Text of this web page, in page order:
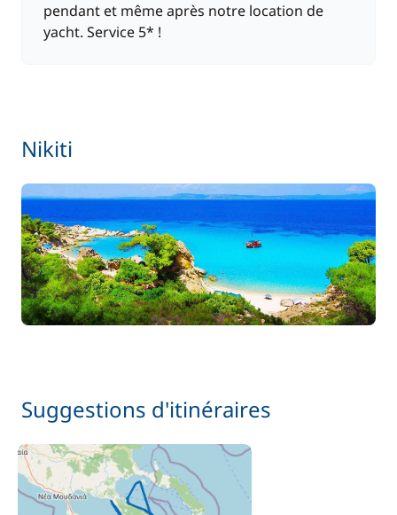
pendant et même après notre location de
yacht. Service 5* !
Nikiti
Suggestions d'itinéraires